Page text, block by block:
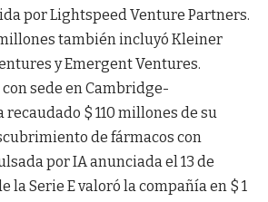
por Lightspeed Venture Partners.
millones también incluyó Kleiner
y Emergent Ventures.
sede en Cambridge-
recaudado $ 110 millones de su
de fármacos con
por IA anunciada el 13 de
la Serie E valoró la compañía en $ 1